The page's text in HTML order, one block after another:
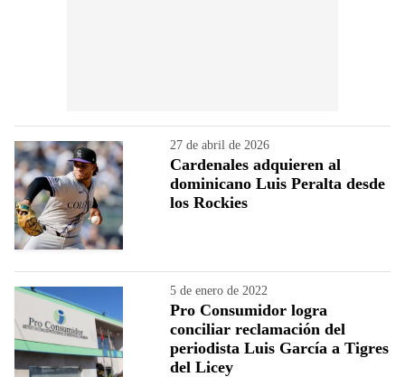
27 de abril de 2026
Cardenales adquieren al
dominicano Luis Peralta desde
los Rockies
5 de enero de 2022
Pro Consumidor logra
conciliar reclamación del
periodista Luis García a Tigres
del Licey